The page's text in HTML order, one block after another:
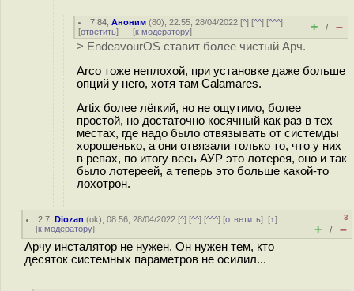
7.84 ,Аноним (80), 22:55, 28/04/2022 [^] [^^] [^^^]
[ответить] [к модератору] + / –
> EndeavourOS ставит более чистый Арч.
Arco тоже неплохой, при установке даже больше
опций у него, хотя там Calamares.
Artix более лёгкий, но не ощутимо, более
простой, но достаточно косячный как раз в тех
местах, где надо было отвязывать от системды
хорошенько, а они отвязали только то, что у них
в репах, по итогу весь АУР это лотерея, оно и так
было лотереей, а теперь это больше какой-то
лохотрон.
2.7 ,Diozan (ok), 08:56, 28/04/2022 [^] [^^] [^^^] [ответить][↑]
[к модератору]
–3
+ / –
Арчу инсталятор не нужен. Он нужен тем, кто
десяток системных параметров не осилил...